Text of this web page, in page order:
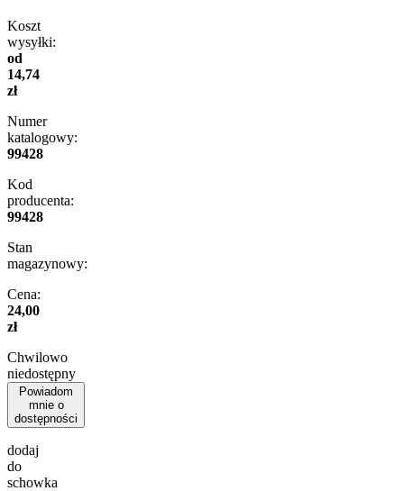
Koszt
wysyłki:
od
14,74
zł
Numer
katalogowy:
99428
Kod
producenta:
99428
Stan
magazynowy:
Cena:
24,00
zł
Chwilowo
niedostępny
Powiadom
mnie o
dostępności
dodaj
do
schowka